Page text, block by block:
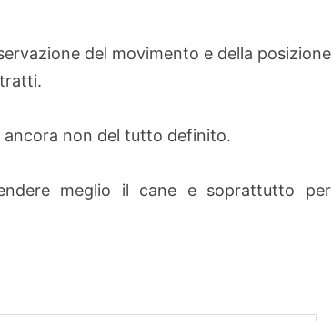
del movimento e della posizione
ancora non del tutto definito.
meglio il cane e soprattutto per